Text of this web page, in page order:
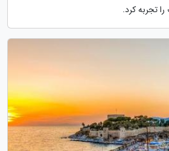
تجربه کرد.